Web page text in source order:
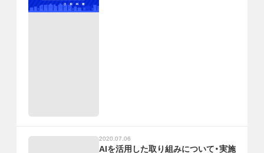
2020.07.06
AIを活用した取り組みについて・実施